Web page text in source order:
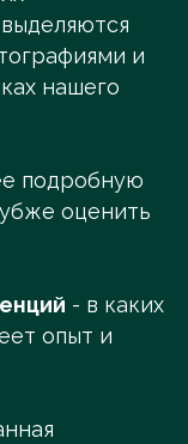
и
нашего
подробную
оценить
- в каких
опыт и